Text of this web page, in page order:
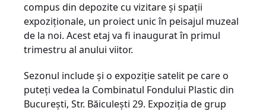
compus din depozite cu vizitare și spații
expoziționale, un proiect unic în peisajul muzeal
de la noi. Acest etaj va fi inaugurat în primul
trimestru al anului viitor.
Sezonul include și o expoziție satelit pe care o
puteți vedea la Combinatul Fondului Plastic din
București, Str. Băiculești 29. Expoziția de grup